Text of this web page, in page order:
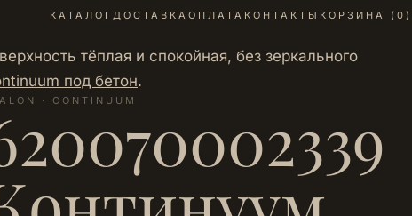
КАТАЛОГ ДОСТАВКА ОПЛАТА КОНТАКТЫ КОРЗИНА ( 0 )
тёплая и спокойная, без зеркального
под бетон.
· CONTINUUM